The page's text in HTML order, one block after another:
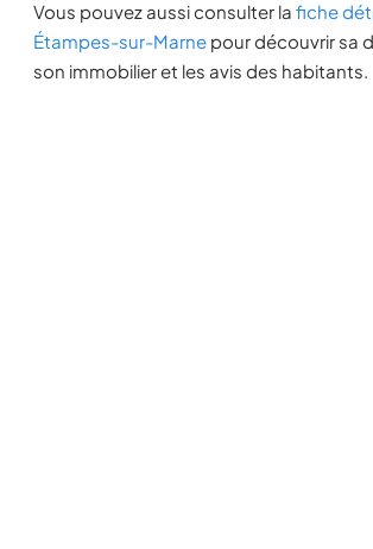
Vous pouvez aussi consulter la fiche
Étampes-sur-Marne pour découvrir sa
son immobilier et les avis des habitants.